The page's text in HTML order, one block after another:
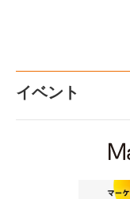
イベント